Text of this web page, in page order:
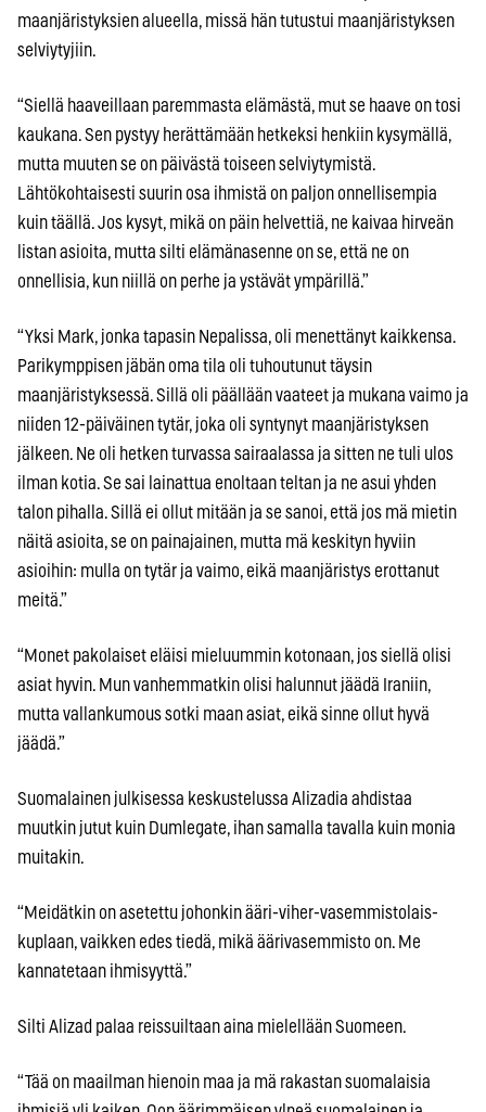
maanjäristyksien alueella, missä hän tutustui maanjäristyksen
selviytyjiin.
“Siellä haaveillaan paremmasta elämästä, mut se haave on tosi
kaukana. Sen pystyy herättämään hetkeksi henkiin kysymällä,
mutta muuten se on päivästä toiseen selviytymistä.
Lähtökohtaisesti suurin osa ihmistä on paljon onnellisempia
kuin täällä. Jos kysyt, mikä on päin helvettiä, ne kaivaa hirveän
listan asioita, mutta silti elämänasenne on se, että ne on
onnellisia, kun niillä on perhe ja ystävät ympärillä.”
“Yksi Mark, jonka tapasin Nepalissa, oli menettänyt kaikkensa.
Parikymppisen jäbän oma tila oli tuhoutunut täysin
maanjäristyksessä. Sillä oli päällään vaateet ja mukana vaimo ja
niiden 12-päiväinen tytär, joka oli syntynyt maanjäristyksen
jälkeen. Ne oli hetken turvassa sairaalassa ja sitten ne tuli ulos
ilman kotia. Se sai lainattua enoltaan teltan ja ne asui yhden
talon pihalla. Sillä ei ollut mitään ja se sanoi, että jos mä mietin
näitä asioita, se on painajainen, mutta mä keskityn hyviin
asioihin: mulla on tytär ja vaimo, eikä maanjäristys erottanut
meitä.”
“Monet pakolaiset eläisi mieluummin kotonaan, jos siellä olisi
asiat hyvin. Mun vanhemmatkin olisi halunnut jäädä Iraniin,
mutta vallankumous sotki maan asiat, eikä sinne ollut hyvä
jäädä.”
Suomalainen julkisessa keskustelussa Alizadia ahdistaa
muutkin jutut kuin Dumlegate, ihan samalla tavalla kuin monia
muitakin.
“Meidätkin on asetettu johonkin ääri-viher-vasemmistolais-
kuplaan, vaikken edes tiedä, mikä äärivasemmisto on. Me
kannatetaan ihmisyyttä.”
Silti Alizad palaa reissuiltaan aina mielellään Suomeen.
“Tää on maailman hienoin maa ja mä rakastan suomalaisia